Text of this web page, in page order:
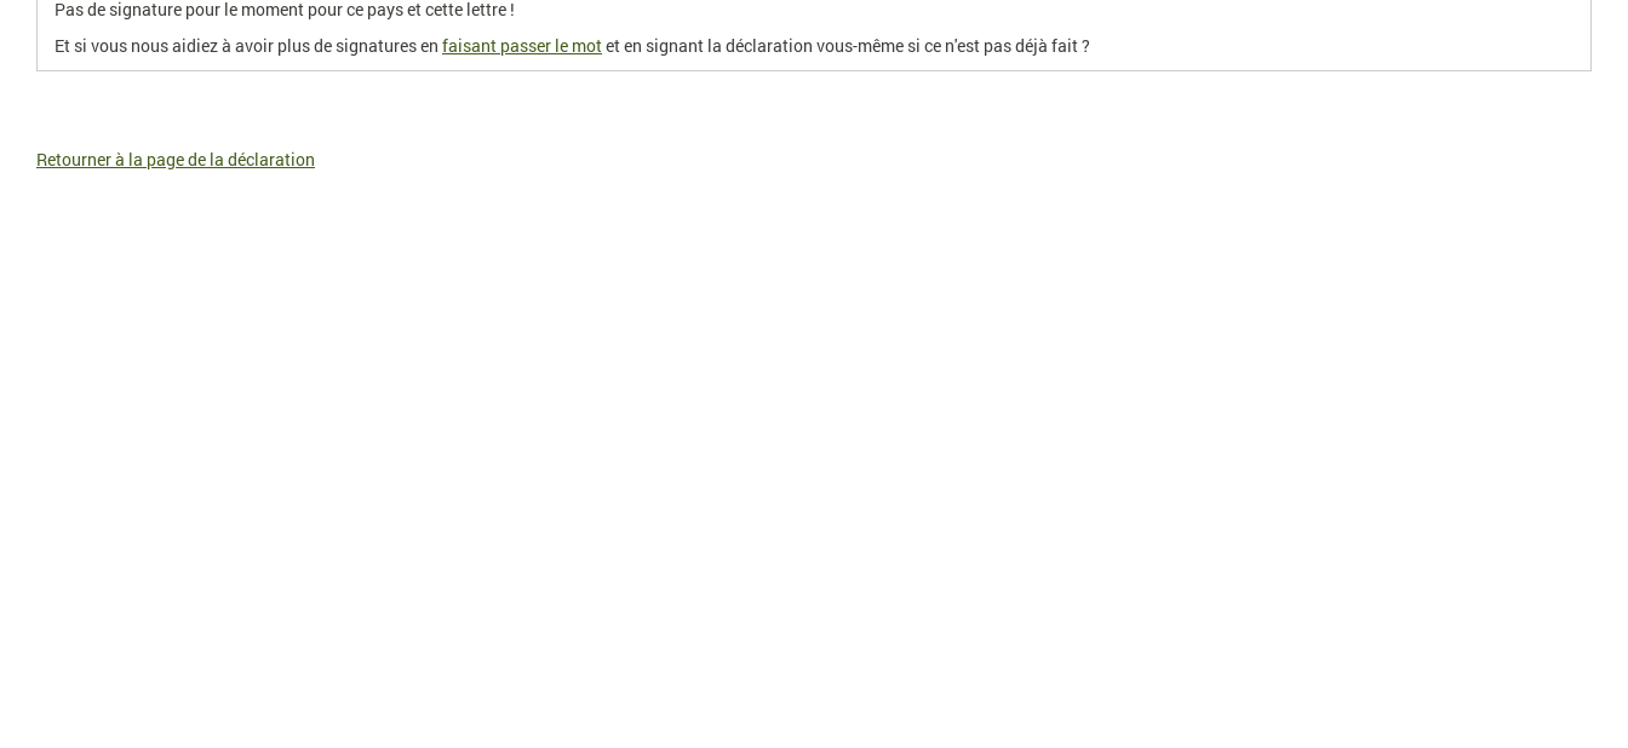
Pas de signature pour le moment pour ce pays et cette lettre !
Et si vous nous aidiez à avoir plus de signatures en faisant passer le motet en signant la déclaration vous-même si ce n'est pas déjà fait ?
Retourner à la page de la déclaration